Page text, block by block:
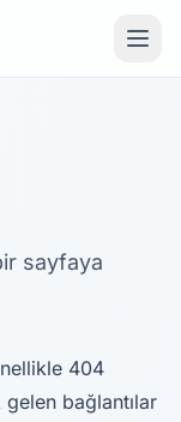
sayfaya
404
gelen bağlantılar